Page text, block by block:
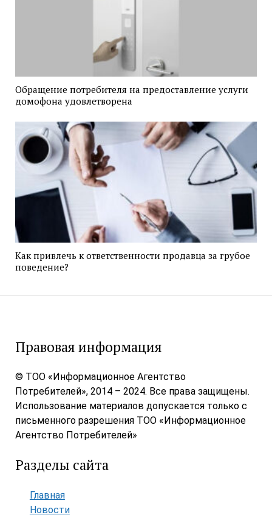
Обращение потребителя на предоставление услуги
домофона удовлетворена
Как привлечь к ответственности продавца за грубое
поведение?
Правовая информация
© ТОО «Информационное Агентство
Потребителей», 2014 – 2024. Все права защищены.
Использование материалов допускается только с
письменного разрешения ТОО «Информационное
Агентство Потребителей»
Разделы сайта
Главная
Новости